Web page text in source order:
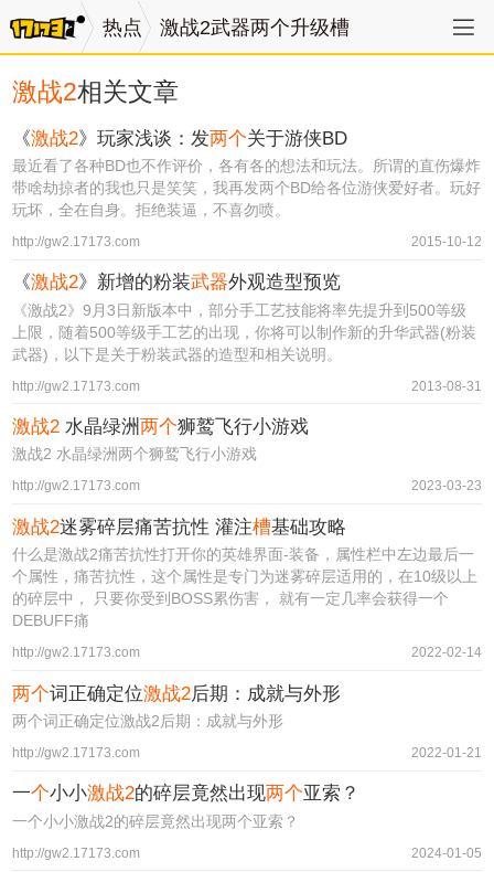
热点 激战2武器两个升级槽
激战2相关文章
《激战2》玩家浅谈：发两个关于游侠BD
最近看了各种BD也不作评价，各有各的想法和玩法。所谓的直伤爆炸
带啥劫掠者的我也只是笑笑，我再发两个BD给各位游侠爱好者。玩好
玩坏，全在自身。拒绝装逼，不喜勿喷。
http://gw2.17173.com 2015-10-12
《激战2》新增的粉装武器外观造型预览
《激战2》9月3日新版本中，部分手工艺技能将率先提升到500等级
上限，随着500等级手工艺的出现，你将可以制作新的升华武器(粉装
武器)，以下是关于粉装武器的造型和相关说明。
http://gw2.17173.com 2013-08-31
激战2 水晶绿洲两个狮鹫飞行小游戏
激战2 水晶绿洲两个狮鹫飞行小游戏
http://gw2.17173.com 2023-03-23
激战2迷雾碎层痛苦抗性 灌注槽基础攻略
什么是激战2痛苦抗性打开你的英雄界面-装备，属性栏中左边最后一
个属性，痛苦抗性，这个属性是专门为迷雾碎层适用的，在10级以上
的碎层中， 只要你受到BOSS累伤害， 就有一定几率会获得一个
DEBUFF痛
http://gw2.17173.com 2022-02-14
两个词正确定位激战2后期：成就与外形
两个词正确定位激战2后期：成就与外形
http://gw2.17173.com 2022-01-21
一个小小激战2的碎层竟然出现两个亚索？
一个小小激战2的碎层竟然出现两个亚索？
http://gw2.17173.com 2024-01-05